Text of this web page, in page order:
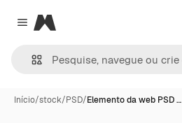
Close menu
Magnific
Início/stock/PSD/Elemento da web PSD …